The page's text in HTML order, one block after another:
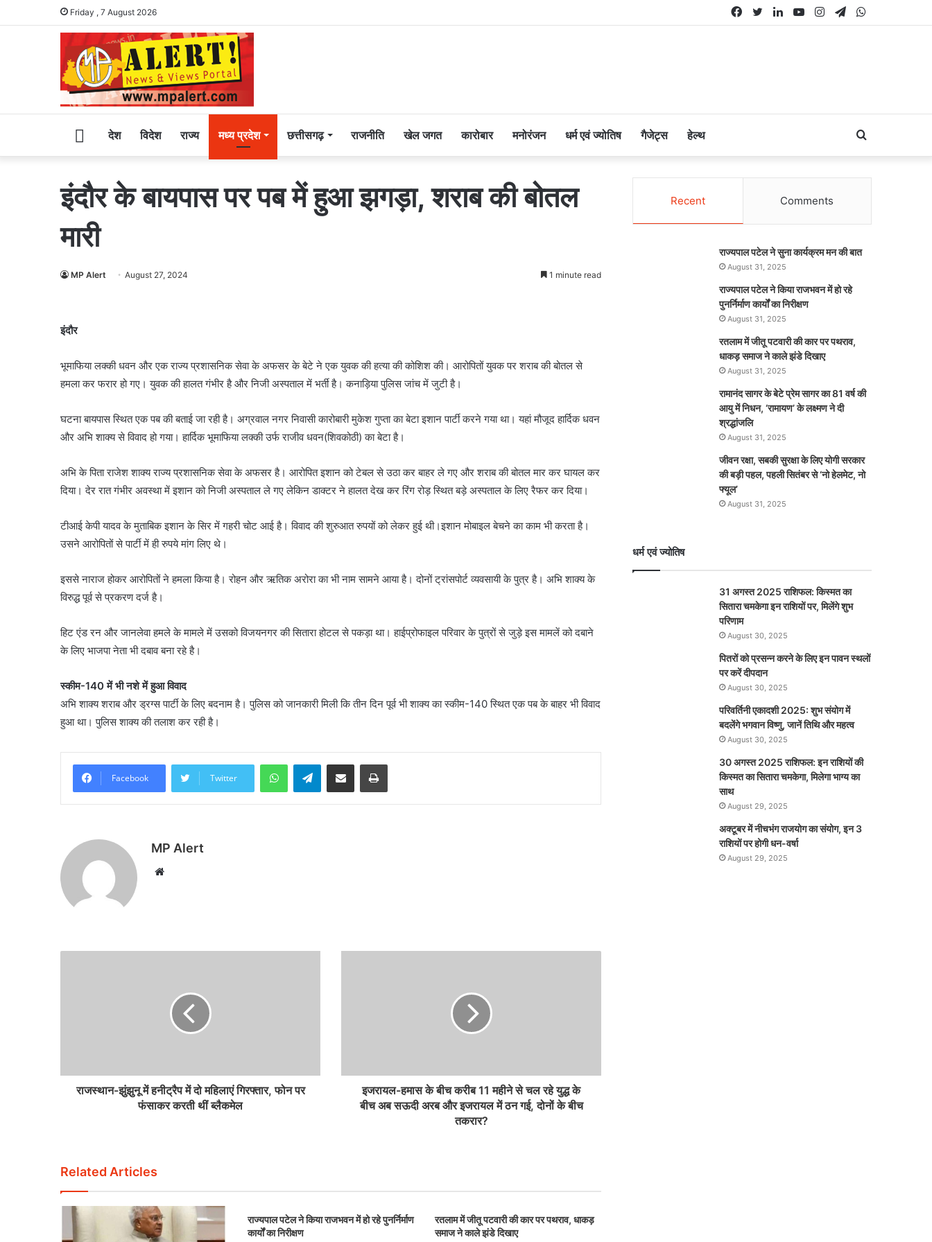
Friday , 7 August 2026 Telegram
Instagram
YouTube
LinkedIn
Twitter
Facebook
Homeदेश विदेश राज्य मध्य प्रदेश छत्तीसगढ़ राजनीति खेल जगत कारोबार मनोरंजन धर्म एवं ज्योतिष गैजेट्स हेल्थ Search
for
इंदौर के बायपास पर पब में हुआ झगड़ा, शराब की बोतल
मारी
MP Alert August 27, 2024 1 minute read
इंदौर
भूमाफिया लक्की धवन और एक राज्य प्रशासनिक सेवा के अफसर के बेटे ने एक युवक की हत्या की कोशिश की। आरोपितों युवक पर शराब की बोतल से
हमला कर फरार हो गए। युवक की हालत गंभीर है और निजी अस्पताल में भर्ती है। कनाड़िया पुलिस जांच में जुटी है।
घटना बायपास स्थित एक पब की बताई जा रही है। अग्रवाल नगर निवासी कारोबारी मुकेश गुप्ता का बेटा इशान पार्टी करने गया था। यहां मौजूद हार्दिक धवन
और अभि शाक्य से विवाद हो गया। हार्दिक भूमाफिया लक्की उर्फ राजीव धवन(शिवकोठी) का बेटा है।
अभि के पिता राजेश शाक्य राज्य प्रशासनिक सेवा के अफसर है। आरोपित इशान को टेबल से उठा कर बाहर ले गए और शराब की बोतल मार कर घायल कर
दिया। देर रात गंभीर अवस्था में इशान को निजी अस्पताल ले गए लेकिन डाक्टर ने हालत देख कर रिंग रोड़ स्थित बड़े अस्पताल के लिए रैफर कर दिया।
टीआई केपी यादव के मुताबिक इशान के सिर में गहरी चोट आई है। विवाद की शुरुआत रुपयों को लेकर हुई थी।इशान मोबाइल बेचने का काम भी करता है।
उसने आरोपितों से पार्टी में ही रुपये मांग लिए थे।
इससे नाराज होकर आरोपितों ने हमला किया है। रोहन और ऋतिक अरोरा का भी नाम सामने आया है। दोनों ट्रांसपोर्ट व्यवसायी के पुत्र है। अभि शाक्य के
विरुद्ध पूर्व से प्रकरण दर्ज है।
हिट एंड रन और जानलेवा हमले के मामले में उसको विजयनगर की सितारा होटल से पकड़ा था। हाईप्रोफाइल परिवार के पुत्रों से जुड़े इस मामलें को दबाने
के लिए भाजपा नेता भी दबाव बना रहे है।
स्कीम-140 में भी नशे में हुआ विवाद
अभि शाक्य शराब और ड्रग्स पार्टी के लिए बदनाम है। पुलिस को जानकारी मिली कि तीन दिन पूर्व भी शाक्य का स्कीम-140 स्थित एक पब के बाहर भी विवाद
हुआ था। पुलिस शाक्य की तलाश कर रही है।
Facebook Twitter
WhatsAppTelegramShare via Email Print
MP Alert
Website
राजस्थान-झुंझुनू में हनीट्रैप में दो महिलाएं गिरफ्तार, फोन पर
फंसाकर करती थीं ब्लैकमेल
इजरायल-हमास के बीच करीब 11 महीने से चल रहे युद्ध के
बीच अब सऊदी अरब और इजरायल में ठन गई, दोनों के बीच
तकरार?
Related Articles
राज्यपाल पटेल ने किया राजभवन में हो रहे पुनर्निर्माण
कार्यों का निरीक्षण
रतलाम में जीतू पटवारी की कार पर पथराव, धाकड़
समाज ने काले झंडे दिखाए
Recent Comments
राज्यपाल पटेल ने सुना कार्यक्रम मन की बात
August 31, 2025
राज्यपाल पटेल ने किया राजभवन में हो रहे
पुनर्निर्माण कार्यों का निरीक्षण
August 31, 2025
रतलाम में जीतू पटवारी की कार पर पथराव,
धाकड़ समाज ने काले झंडे दिखाए
August 31, 2025
रामानंद सागर के बेटे प्रेम सागर का 81 वर्ष की
आयु में निधन, ‘रामायण’ के लक्ष्मण ने दी
श्रद्धांजलि
August 31, 2025
जीवन रक्षा, सबकी सुरक्षा के लिए योगी सरकार
की बड़ी पहल, पहली सितंबर से ‘नो हेलमेट, नो
फ्यूल’
August 31, 2025
धर्म एवं ज्योतिष
31 अगस्त 2025 राशिफल: किस्मत का
सितारा चमकेगा इन राशियों पर, मिलेंगे शुभ
परिणाम
August 30, 2025
पितरों को प्रसन्न करने के लिए इन पावन स्थलों
पर करें दीपदान
August 30, 2025
परिवर्तिनी एकादशी 2025: शुभ संयोग में
बदलेंगे भगवान विष्णु, जानें तिथि और महत्व
August 30, 2025
30 अगस्त 2025 राशिफल: इन राशियों की
किस्मत का सितारा चमकेगा, मिलेगा भाग्य का
साथ
August 29, 2025
अक्टूबर में नीचभंग राजयोग का संयोग, इन 3
राशियों पर होगी धन-वर्षा
August 29, 2025